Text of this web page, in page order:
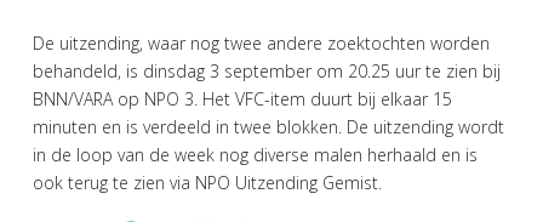
De uitzending, waar nog twee andere zoektochten worden
behandeld, is dinsdag 3 september om 20.25 uur te zien bij
BNN/VARA op NPO 3. Het VFC-item duurt bij elkaar 15
minuten en is verdeeld in twee blokken. De uitzending wordt
in de loop van de week nog diverse malen herhaald en is
ook terug te zien via NPO Uitzending Gemist.